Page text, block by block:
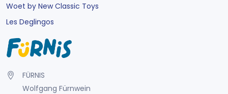
Woet by New Classic Toys
Les Deglingos
FÜRNIS
Wolfgang Fürnwein